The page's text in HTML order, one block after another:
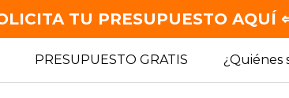
PRESUPUESTO GRATIS ¿Quiénes
TU PRESUPUESTO AQUÍ